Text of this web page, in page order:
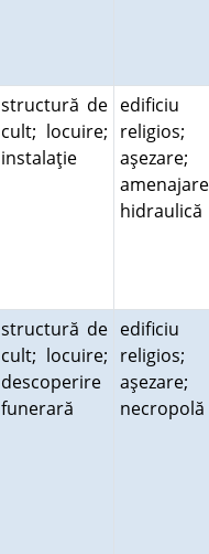
structură de
cult; locuire;
instalaţie
edificiu
religios;
aşezare;
amenajare
structură de
cult; locuire;
descoperire
funerară
edificiu
religios;
aşezare;